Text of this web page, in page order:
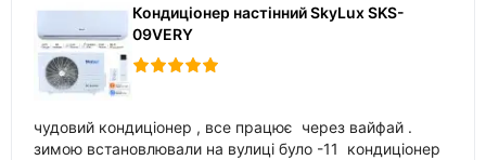
Кондиціонер настінний SkyLux SKS-
09VERY
чудовий кондиціонер , все працює через вайфай .
зимою встановлювали на вулиці було -11 кондиціонер